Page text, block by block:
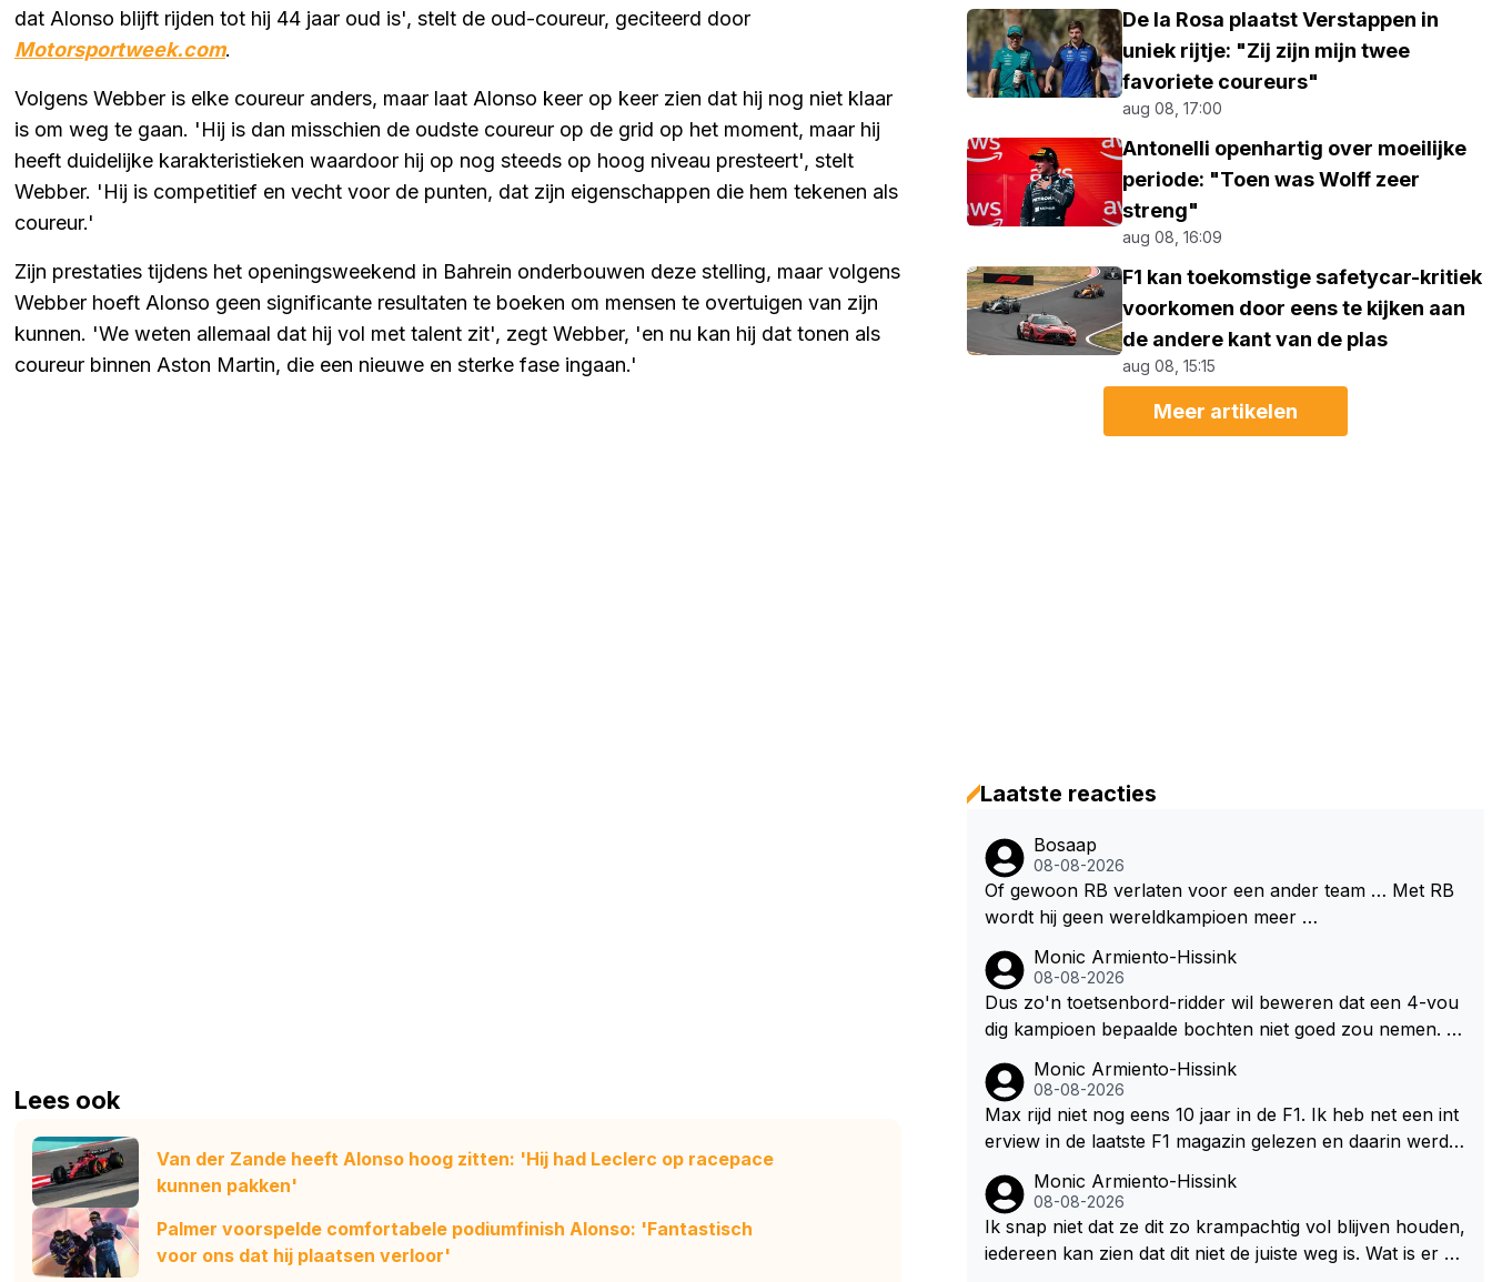
dat Alonso blijft rijden tot hij 44 jaar oud is', stelt de oud-coureur, geciteerd door
Motorsportweek.com.
Volgens Webber is elke coureur anders, maar laat Alonso keer op keer zien dat hij nog niet klaar
is om weg te gaan. 'Hij is dan misschien de oudste coureur op de grid op het moment, maar hij
heeft duidelijke karakteristieken waardoor hij op nog steeds op hoog niveau presteert', stelt
Webber. 'Hij is competitief en vecht voor de punten, dat zijn eigenschappen die hem tekenen als
coureur.'
Zijn prestaties tijdens het openingsweekend in Bahrein onderbouwen deze stelling, maar volgens
Webber hoeft Alonso geen significante resultaten te boeken om mensen te overtuigen van zijn
kunnen. 'We weten allemaal dat hij vol met talent zit', zegt Webber, 'en nu kan hij dat tonen als
coureur binnen Aston Martin, die een nieuwe en sterke fase ingaan.'
Lees ook
Van der Zande heeft Alonso hoog zitten: 'Hij had Leclerc op racepace
kunnen pakken'
Palmer voorspelde comfortabele podiumfinish Alonso: 'Fantastisch
voor ons dat hij plaatsen verloor'
De la Rosa plaatst Verstappen in
uniek rijtje: "Zij zijn mijn twee
favoriete coureurs"
aug 08, 17:00
Antonelli openhartig over moeilijke
periode: "Toen was Wolff zeer
streng"
aug 08, 16:09
F1 kan toekomstige safetycar-kritiek
voorkomen door eens te kijken aan
de andere kant van de plas
aug 08, 15:15
Meer artikelen
Laatste reacties
Bosaap
08-08-2026
Of gewoon RB verlaten voor een ander team … Met RB
wordt hij geen wereldkampioen meer …
Monic Armiento-Hissink
08-08-2026
Dus zo'n toetsenbord-ridder wil beweren dat een 4-vou
dig kampioen bepaalde bochten niet goed zou nemen. Di
n wel goed vindt.
Monic Armiento-Hissink
08-08-2026
Max rijd niet nog eens 10 jaar in de F1. Ik heb net een int
erview in de laatste F1 magazin gelezen en daarin werd d
et staan, zijn antwoord:" dan moet er een professioneel t
eam staan dat mee doet voor overwinningen en kampioe
nschappen. Die standaard moet er altijd zijn. Het tempo v
Monic Armiento-Hissink
08-08-2026
Ik snap niet dat ze dit zo krampachtig vol blijven houden,
iedereen kan zien dat dit niet de juiste weg is. Wat is er mi